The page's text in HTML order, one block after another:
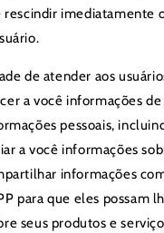
imediatamente
de atender aos
a você informações
pessoais,
a você informações
informações
para que eles possam
seus produtos e